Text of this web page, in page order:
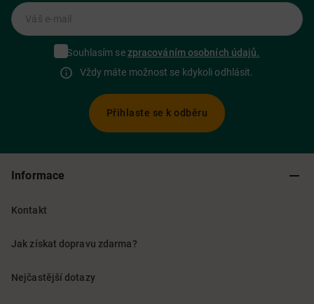
Váš e-mail
Souhlasím sezpracováním osobních údajů.
Vždy máte možnost se kdykoli odhlásit.
Přihlaste se k odběru
Informace
Kontakt
Jak získat dopravu zdarma?
Nejčastější dotazy